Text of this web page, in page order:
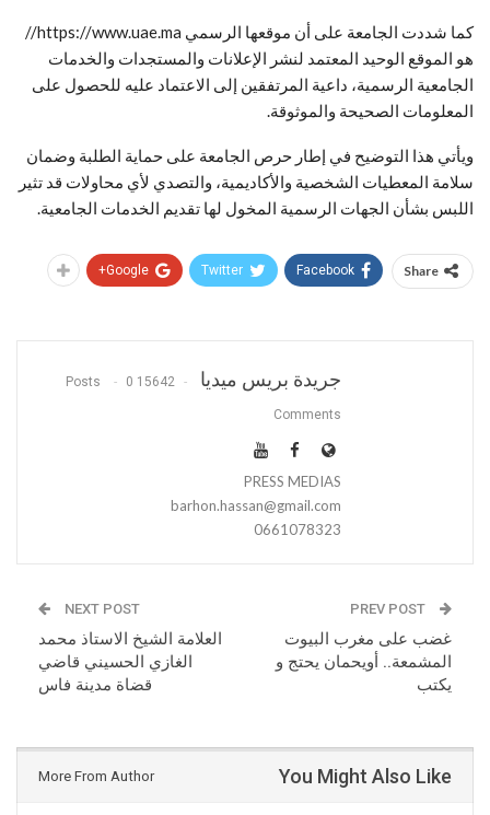
كما شددت الجامعة على أن موقعها الرسمي https://www.uae.ma//
هو الموقع الوحيد المعتمد لنشر الإعلانات والمستجدات والخدمات
الجامعية الرسمية، داعية المرتفقين إلى الاعتماد عليه للحصول على
المعلومات الصحيحة والموثوقة.
ويأتي هذا التوضيح في إطار حرص الجامعة على حماية الطلبة وضمان
سلامة المعطيات الشخصية والأكاديمية، والتصدي لأي محاولات قد تثير
اللبس بشأن الجهات الرسمية المخول لها تقديم الخدمات الجامعية.
Share
Facebook
Twitter
Google+
جريدة بريس ميديا 15642 Posts
0
Comments
PRESS MEDIAS
barhon.hassan@gmail.com
0661078323
غضب على مغرب البيوت
المشمعة.. أويحمان يحتج و
يكتب
NEXT POST
العلامة الشيخ الاستاذ محمد
الغازي الحسيني قاضي
قضاة مدينة فاس
You Might Also Like
More From Author